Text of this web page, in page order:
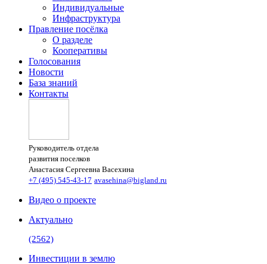
Индивидуальные
Инфраструктура
Правление посёлка
О разделе
Кооперативы
Голосования
Новости
База знаний
Контакты
Руководитель отдела
развития поселков
Анастасия Сергеевна Васехина
+7 (495) 545-43-17 avasehina@bigland.ru
Видео о проекте
Актуально
(2562)
Инвестиции в землю